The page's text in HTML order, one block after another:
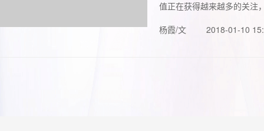
值正在获得越来越多的关注
杨霞/文
2018-01-10